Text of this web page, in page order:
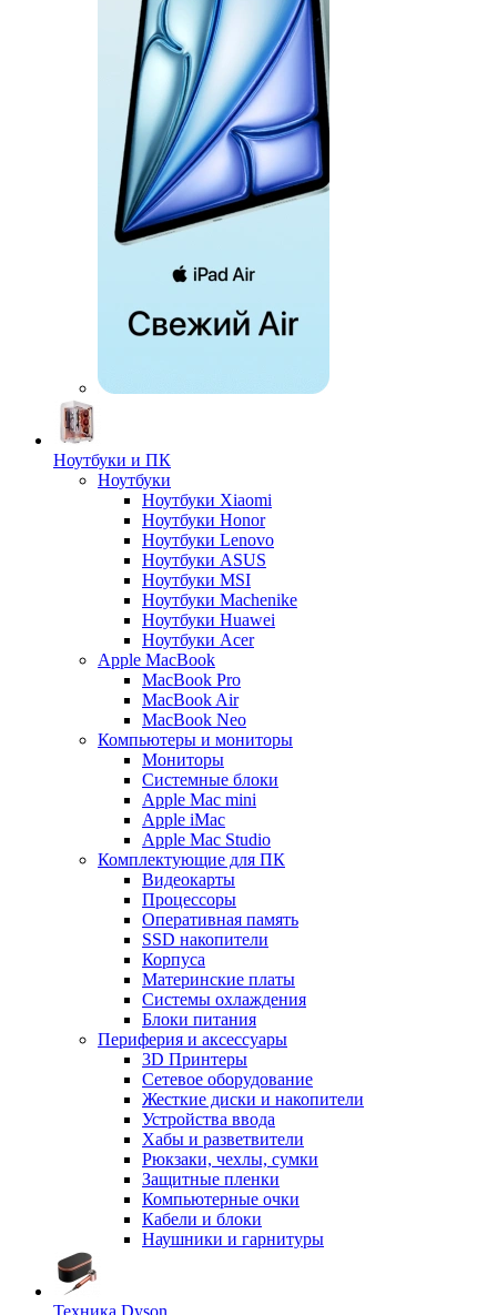
Ноутбуки и ПК
Ноутбуки
Ноутбуки Xiaomi
Ноутбуки Honor
Ноутбуки Lenovo
Ноутбуки ASUS
Ноутбуки MSI
Ноутбуки Machenike
Ноутбуки Huawei
Ноутбуки Acer
Apple MacBook
MacBook Pro
MacBook Air
MacBook Neo
Компьютеры и мониторы
Мониторы
Системные блоки
Apple Mac mini
Apple iMac
Apple Mac Studio
Комплектующие для ПК
Видеокарты
Процессоры
Оперативная память
SSD накопители
Корпуса
Материнские платы
Системы охлаждения
Блоки питания
Периферия и аксессуары
3D Принтеры
Сетевое оборудование
Жесткие диски и накопители
Устройства ввода
Хабы и разветвители
Рюкзаки, чехлы, сумки
Защитные пленки
Компьютерные очки
Кабели и блоки
Наушники и гарнитуры
Техника Dyson